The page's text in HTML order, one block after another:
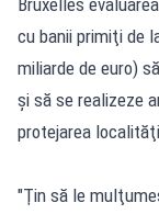
cu banii primiţi de
miliarde de euro)
şi să se realizeze
protejarea
"Ţin să le